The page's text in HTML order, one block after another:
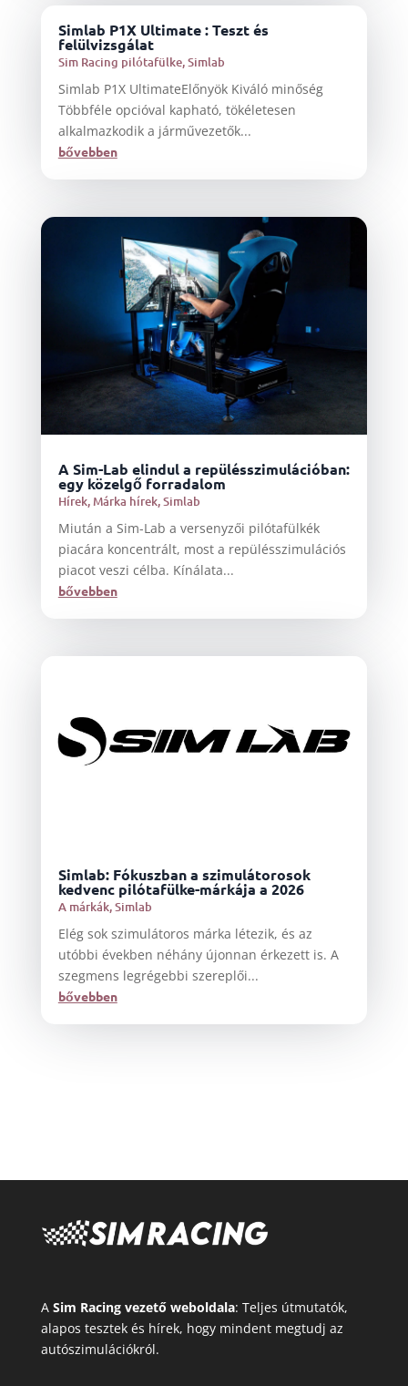
Simlab P1X Ultimate : Teszt és
felülvizsgálat
Sim Racing pilótafülke,Simlab
Simlab P1X UltimateElőnyök Kiváló minőség
Többféle opcióval kapható, tökéletesen
alkalmazkodik a járművezetők...
bővebben
A Sim-Lab elindul a repülésszimulációban:
egy közelgő forradalom
Hírek,Márka hírek,Simlab
Miután a Sim-Lab a versenyzői pilótafülkék
piacára koncentrált, most a repülésszimulációs
piacot veszi célba. Kínálata...
bővebben
Simlab: Fókuszban a szimulátorosok
kedvenc pilótafülke-márkája a 2026
A márkák,Simlab
Elég sok szimulátoros márka létezik, és az
utóbbi években néhány újonnan érkezett is. A
szegmens legrégebbi szereplői...
bővebben
A Sim Racing vezető weboldala: Teljes útmutatók,
alapos tesztek és hírek, hogy mindent megtudj az
autószimulációkról.